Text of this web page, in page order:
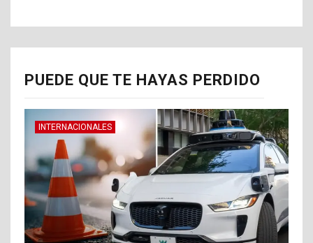
PUEDE QUE TE HAYAS PERDIDO
INTERNACIONALES